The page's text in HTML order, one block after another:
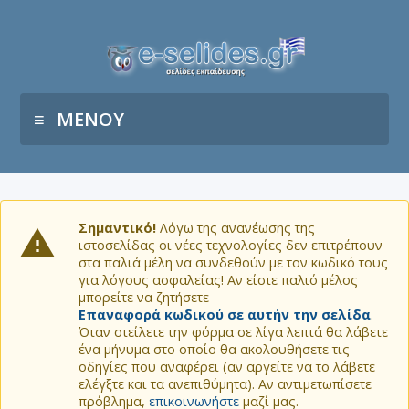
ΜΕΝΟΥ
Σημαντικό! Λόγω της ανανέωσης της
ιστοσελίδας οι νέες τεχνολογίες δεν επιτρέπουν
στα παλιά μέλη να συνδεθούν με τον κωδικό τους
για λόγους ασφαλείας! Αν είστε παλιό μέλος
μπορείτε να ζητήσετε
Επαναφορά κωδικού σε αυτήν την σελίδα.
Όταν στείλετε την φόρμα σε λίγα λεπτά θα λάβετε
ένα μήνυμα στο οποίο θα ακολουθήσετε τις
οδηγίες που αναφέρει (αν αργείτε να το λάβετε
ελέγξτε και τα ανεπιθύμητα). Αν αντιμετωπίσετε
πρόβλημα, επικοινωνήστε μαζί μας.